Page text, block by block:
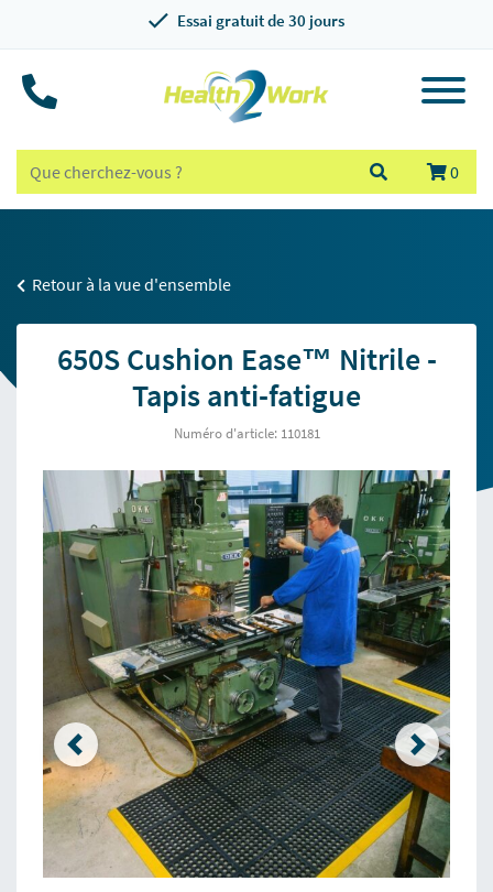
Essai gratuit de 30 jours
0
Retour à la vue d'ensemble
650S Cushion Ease™ Nitrile -
Tapis anti-fatigue
Numéro d'article: 110181